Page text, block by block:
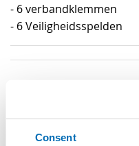
Consent
- 6 verbandklemmen
- 6 Veiligheidsspelden
Personen